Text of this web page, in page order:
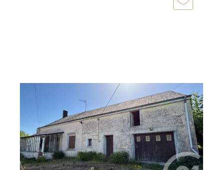
BEAUCE LA ROMAINE 41
65,80 m
, 4 pièces
Ref : 6653
Maison à vendre
79 000 €